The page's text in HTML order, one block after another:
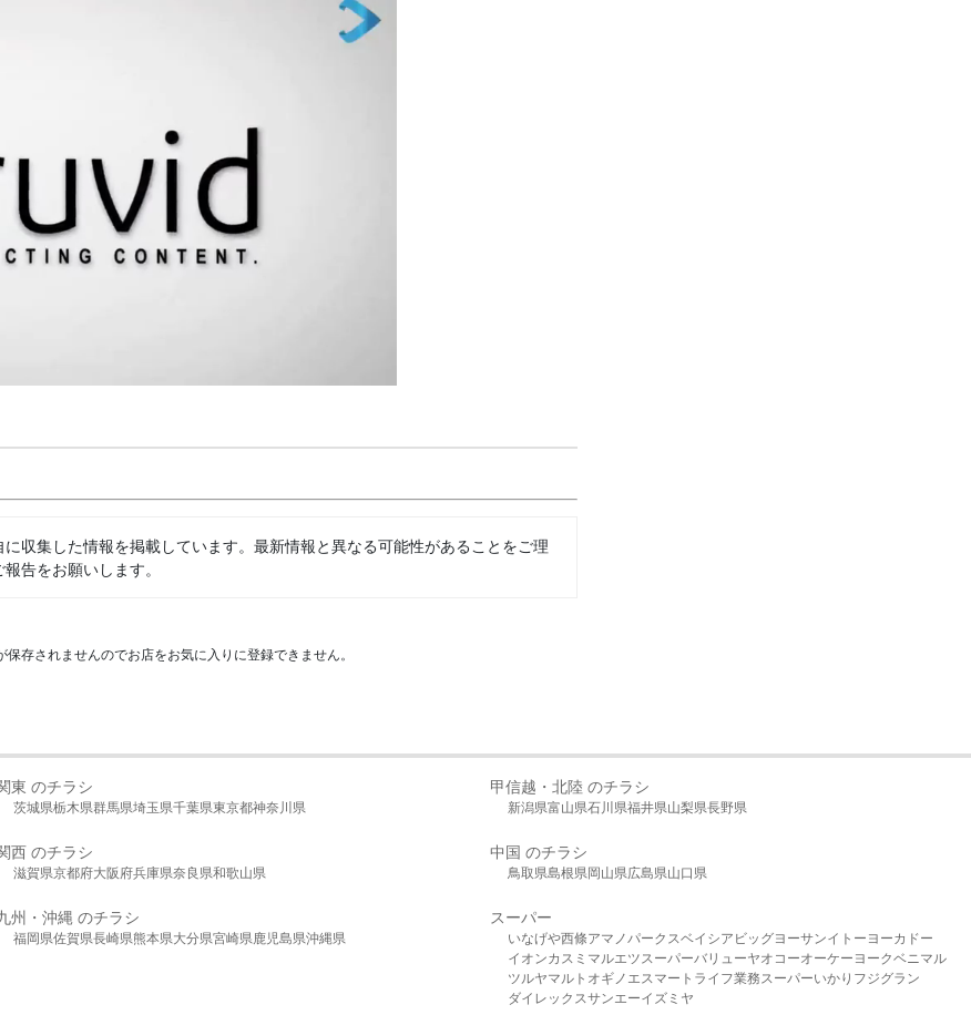
収集した情報を掲載しています。最新情報と異なる可能性があることをご理
報告をお願いします。
存されませんのでお店をお気に入りに登録できません。
東 のチラシ
茨城県栃木県群馬県埼玉県千葉県東京都神奈川県
甲信越・北陸 のチラシ
新潟県富山県石川県福井県山梨県長野県
西 のチラシ
滋賀県京都府大阪府兵庫県奈良県和歌山県
中国 のチラシ
鳥取県島根県岡山県広島県山口県
州・沖縄 のチラシ
福岡県佐賀県長崎県熊本県大分県宮崎県鹿児島県沖縄県
スーパー
いなげや西條アマノパークスベイシア ビッグヨーサンイトーヨーカドー
イオンカスミ マルエツスーパーバリューヤオコーオーケー ヨークベニマル
ツルヤマルト オギノ エスマート ライフ業務スーパーいかり フジグラン
ダイレックスサンエーイズミヤ